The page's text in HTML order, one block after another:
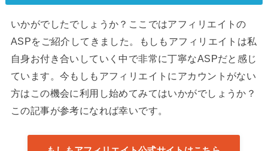
いかがでしたでしょうか？ここではアフィリエイトの
ASPをご紹介してきました。もしもアフィリエイトは私
自身お付き合いしていく中で非常に丁寧なASPだと感じ
ています。今もしもアフィリエイトにアカウントがない
方はこの機会に利用し始めてみてはいかがでしょうか？
この記事が参考になれば幸いです。